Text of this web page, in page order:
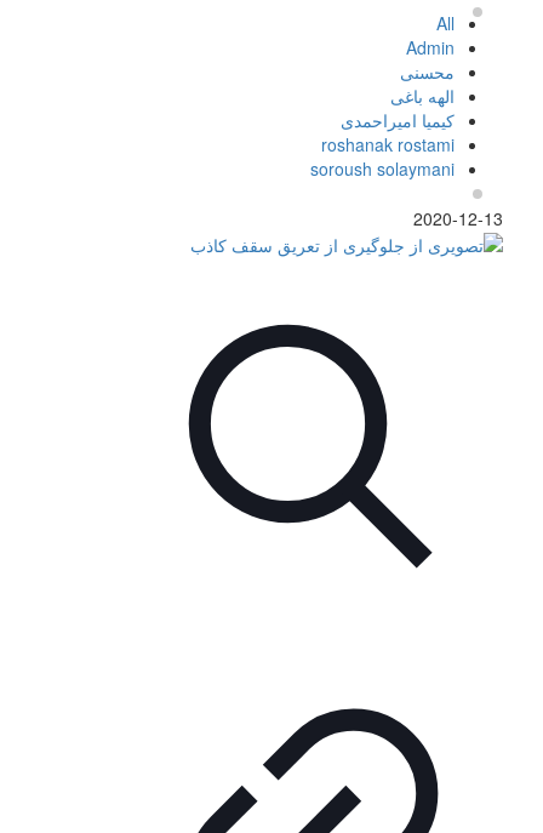
All
Admin
محسنی
الهه باغی
کیمیا امیراحمدی
roshanak rostami
soroush solaymani
2020-12-13